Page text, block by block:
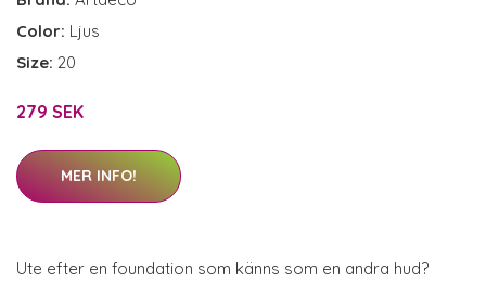
Color: Ljus
Size: 20
279 SEK
MER INFO!
Ute efter en foundation som känns som en andra hud?